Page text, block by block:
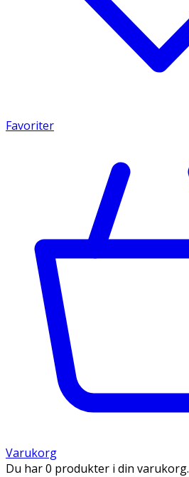
Favoriter
Varukorg
Du har 0 produkter i din varukorg.